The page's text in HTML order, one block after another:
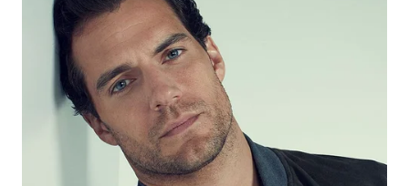
TRAVEL
WAHANA
TV
WAHANANEWS